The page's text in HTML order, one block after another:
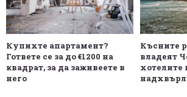
Купихте апартамент?
Гответе се за до €1200 на
квадрат, за да заживеете в
него
Късните
владеят
хотелите